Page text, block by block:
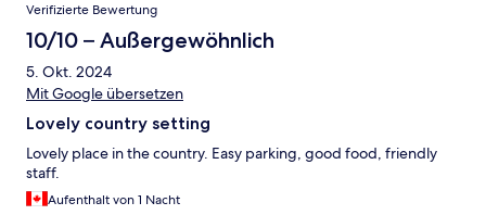
Verifizierte Bewertung
10/10 – Außergewöhnlich
5. Okt. 2024
Mit Google übersetzen
Lovely country setting
Lovely place in the country. Easy parking, good food, friendly
staff.
Aufenthalt von 1 Nacht